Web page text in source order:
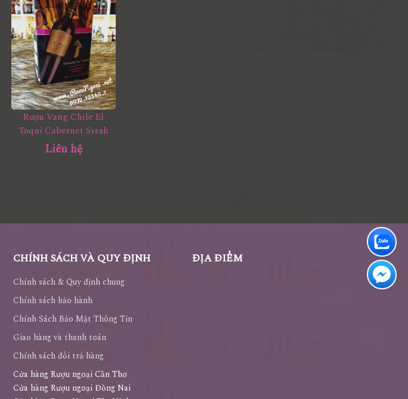
Rượu Vang Chile El
Toqui Cabernet Syrah
Liên hệ
CHÍNH SÁCH VÀ QUY ĐỊNH
Chính sách & Quy định chung
Chính sách bảo hành
Chính Sách Bảo Mật Thông Tin
Giao hàng và thanh toán
Chính sách đổi trả hàng
Cửa hàng Rượu ngoại Cần Thơ
Cửa hàng Rượu ngoại Đồng Nai
ĐỊA ĐIỂM